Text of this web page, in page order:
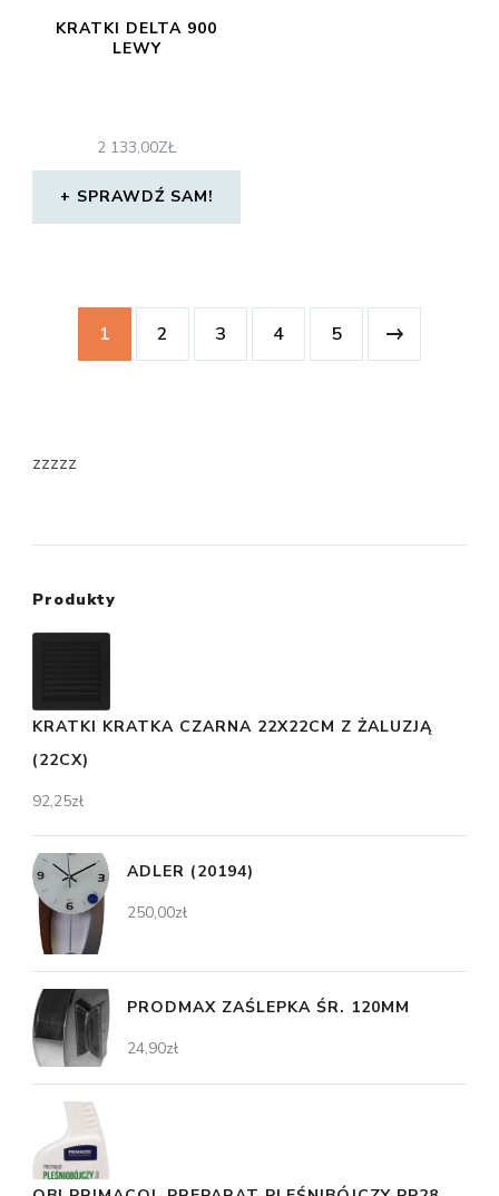
KRATKI DELTA 900
LEWY
2 133,00ZŁ
SPRAWDŹ SAM!
1 2 3 4 5
zzzzz
Produkty
KRATKI KRATKA CZARNA 22X22CM Z ŻALUZJĄ
(22CX)
92,25zł
ADLER (20194)
250,00zł
PRODMAX ZAŚLEPKA ŚR. 120MM
24,90zł